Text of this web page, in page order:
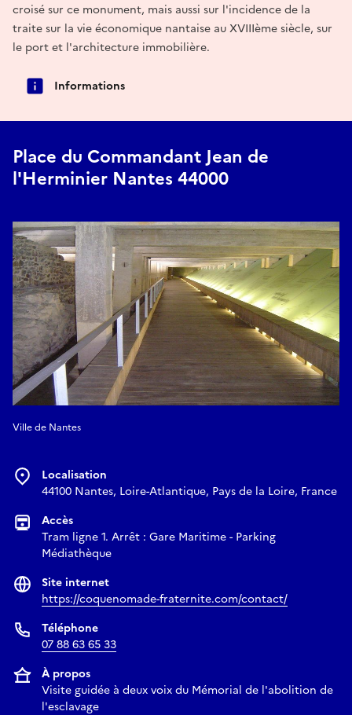
croisé sur ce monument, mais aussi sur l'incidence de la
traite sur la vie économique nantaise au XVIIIème siècle, sur
le port et l'architecture immobilière.
Informations
Place du Commandant Jean de
l'Herminier Nantes 44000
Ville de Nantes
Localisation
44100 Nantes, Loire-Atlantique, Pays de la Loire, France
Accès
Tram ligne 1. Arrêt : Gare Maritime - Parking
Médiathèque
Site internet
https://coquenomade-fraternite.com/contact/
Téléphone
07 88 63 65 33
À propos
Visite guidée à deux voix du Mémorial de l'abolition de
l'esclavage